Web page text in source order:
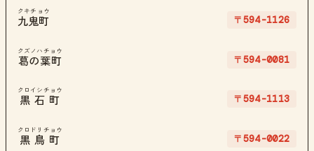
九鬼町
クキチョウ
〒594-1126
葛の葉町
クズノハチョウ
〒594-0081
黒石町
クロイシチョウ
〒594-1113
黒鳥町
クロドリチョウ
〒594-0022